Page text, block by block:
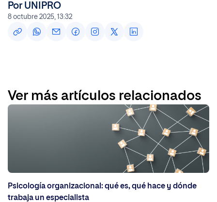
Por UNIPRO
8 octubre 2025, 13:32
Ver más artículos relacionados
Psicología organizacional: qué es, qué hace y dónde
trabaja un especialista